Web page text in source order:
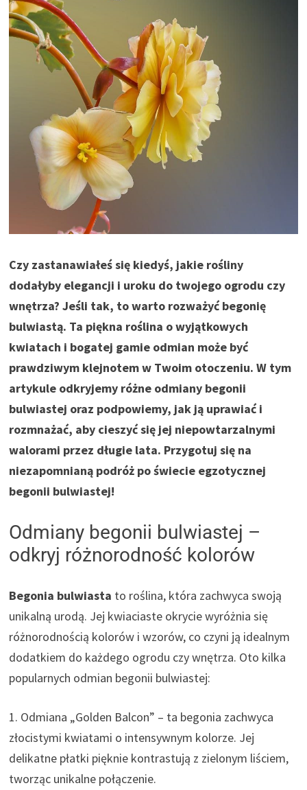
Czy zastanawiałeś się kiedyś, jakie rośliny
dodałyby elegancji i uroku do twojego ogrodu czy
wnętrza? Jeśli tak, to warto rozważyć begonię
bulwiastą. Ta piękna roślina o wyjątkowych
kwiatach i bogatej gamie odmian może być
prawdziwym klejnotem w Twoim otoczeniu. W tym
artykule odkryjemy różne odmiany begonii
bulwiastej oraz podpowiemy, jak ją uprawiać i
rozmnażać, aby cieszyć się jej niepowtarzalnymi
walorami przez długie lata. Przygotuj się na
niezapomnianą podróż po świecie egzotycznej
begonii bulwiastej!
Odmiany begonii bulwiastej –
odkryj różnorodność kolorów
Begonia bulwiasta to roślina, która zachwyca swoją
unikalną urodą. Jej kwiaciaste okrycie wyróżnia się
różnorodnością kolorów i wzorów, co czyni ją idealnym
dodatkiem do każdego ogrodu czy wnętrza. Oto kilka
popularnych odmian begonii bulwiastej:
1. Odmiana „Golden Balcon” – ta begonia zachwyca
złocistymi kwiatami o intensywnym kolorze. Jej
delikatne płatki pięknie kontrastują z zielonym liściem,
tworząc unikalne połączenie.